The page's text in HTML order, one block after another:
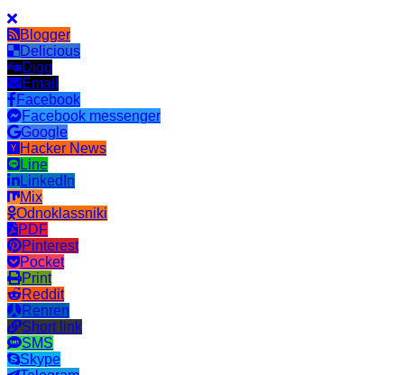
Blogger
Delicious
Digg
Email
Facebook
Facebook messenger
Google
Hacker News
Line
LinkedIn
Mix
Odnoklassniki
PDF
Pinterest
Pocket
Print
Reddit
Renren
Short link
SMS
Skype